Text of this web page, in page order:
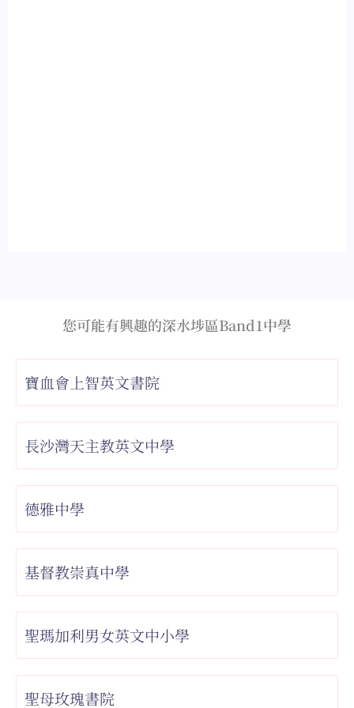
您可能有興趣的深水埗區Band1中學
寶血會上智英文書院
長沙灣天主教英文中學
德雅中學
基督教崇真中學
聖瑪加利男女英文中小學
聖母玫瑰書院